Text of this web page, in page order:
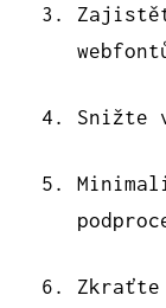
Snižte
Zkraťte